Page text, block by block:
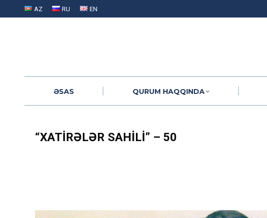
AZ RU EN
ƏSAS
QURUM HAQQINDA
“XATIRƏLƏR SAHILI” – 50